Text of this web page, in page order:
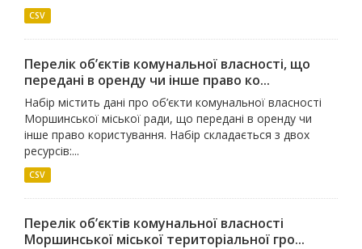
CSV
Перелік об’єктів комунальної власності, що
передані в оренду чи інше право ко...
Набір містить дані про об’єкти комунальної власності
Моршинської міської ради, що передані в оренду чи
інше право користування. Набір складається з двох
ресурсів:...
CSV
Перелік об’єктів комунальної власності
Моршинської міської територіальної гро...